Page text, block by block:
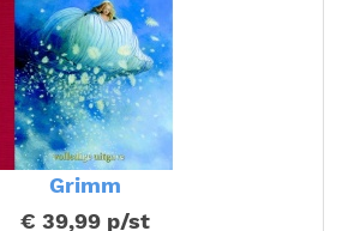
Grimm
€ 39,99 p/st